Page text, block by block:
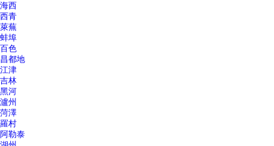
海西
西青
萊蕪
蚌埠
百色
昌都地
江津
吉林
黑河
瀘州
菏澤
羅村
阿勒泰